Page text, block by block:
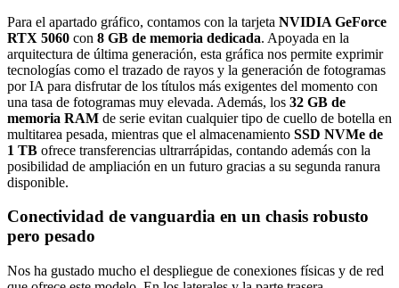
Para el apartado gráfico, contamos con la tarjeta NVIDIA GeForce
RTX 5060 con 8 GB de memoria dedicada. Apoyada en la
arquitectura de última generación, esta gráfica nos permite exprimir
tecnologías como el trazado de rayos y la generación de fotogramas
por IA para disfrutar de los títulos más exigentes del momento con
una tasa de fotogramas muy elevada. Además, los 32 GB de
memoria RAM de serie evitan cualquier tipo de cuello de botella en
multitarea pesada, mientras que el almacenamiento SSD NVMe de
1 TB ofrece transferencias ultrarrápidas, contando además con la
posibilidad de ampliación en un futuro gracias a su segunda ranura
disponible.
Conectividad de vanguardia en un chasis robusto
pero pesado
Nos ha gustado mucho el despliegue de conexiones físicas y de red